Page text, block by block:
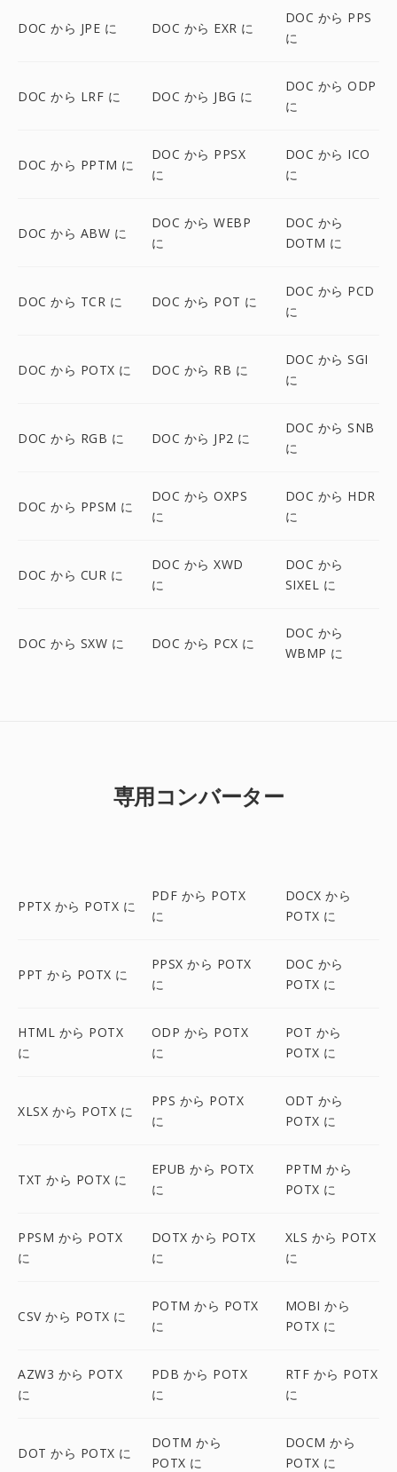
DOC から JPE に DOC から EXR に
DOC から PPS
に
DOC から LRF に DOC から JBG に
DOC から ODP
に
DOC から PPTM に
DOC から PPSX
に
DOC から ICO
に
DOC から ABW に
DOC から WEBP
に
DOC から
DOTM に
DOC から TCR に DOC から POT に
DOC から PCD
に
DOC から POTX に DOC から RB に
DOC から SGI
に
DOC から RGB に DOC から JP2 に
DOC から SNB
に
DOC から PPSM に
DOC から OXPS
に
DOC から HDR
に
DOC から CUR に
DOC から XWD
に
DOC から
SIXEL に
DOC から SXW に DOC から PCX に
DOC から
WBMP に
専用コンバーター
PPTX から POTX に
PDF から POTX
に
DOCX から
POTX に
PPT から POTX に
PPSX から POTX
に
DOC から
POTX に
HTML から POTX
に
ODP から POTX
に
POT から
POTX に
XLSX から POTX に
PPS から POTX
に
ODT から
POTX に
TXT から POTX に
EPUB から POTX
に
PPTM から
POTX に
PPSM から POTX
に
DOTX から POTX
に
XLS から POTX
に
CSV から POTX に
POTM から POTX
に
MOBI から
POTX に
AZW3 から POTX
に
PDB から POTX
に
RTF から POTX
に
DOT から POTX に
DOTM から
POTX に
DOCM から
POTX に